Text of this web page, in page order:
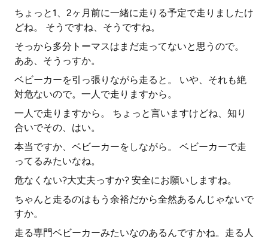
ちょっと1、2ヶ月前に一緒に走りる予定で走りましたけ
どね。 そうですね、そうですね。
そっから多分トーマスはまだ走ってないと思うので。
ああ、そうっすか。
ベビーカーを引っ張りながら走ると。 いや、それも絶
対危ないので。一人で走りますから。
一人で走りますから。 ちょっと言いますけどね、知り
合いでその、はい。
本当ですか、ベビーカーをしながら。 ベビーカーで走
ってるみたいなね。
危なくない?大丈夫っすか? 安全にお願いしますね。
ちゃんと走るのはもう余裕だから全然あるんじゃないで
すか。
走る専門ベビーカーみたいなのあるんですかね。走る人